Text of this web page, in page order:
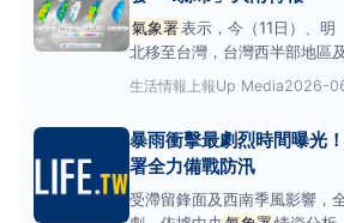
氣象署表示，今（11日）、明
北移至台灣，台灣西半部地區
或局部雷雨，並有局部大雨發
湖、金門、馬祖有零星短暫陣雨
市有局部大雨發生的機率，影
擊及強陣風
生活情報 上報Up Media2026-
暴雨衝擊最劇烈時間曝光
署全力備戰防汛
受滯留鋒面及西南季風影響，